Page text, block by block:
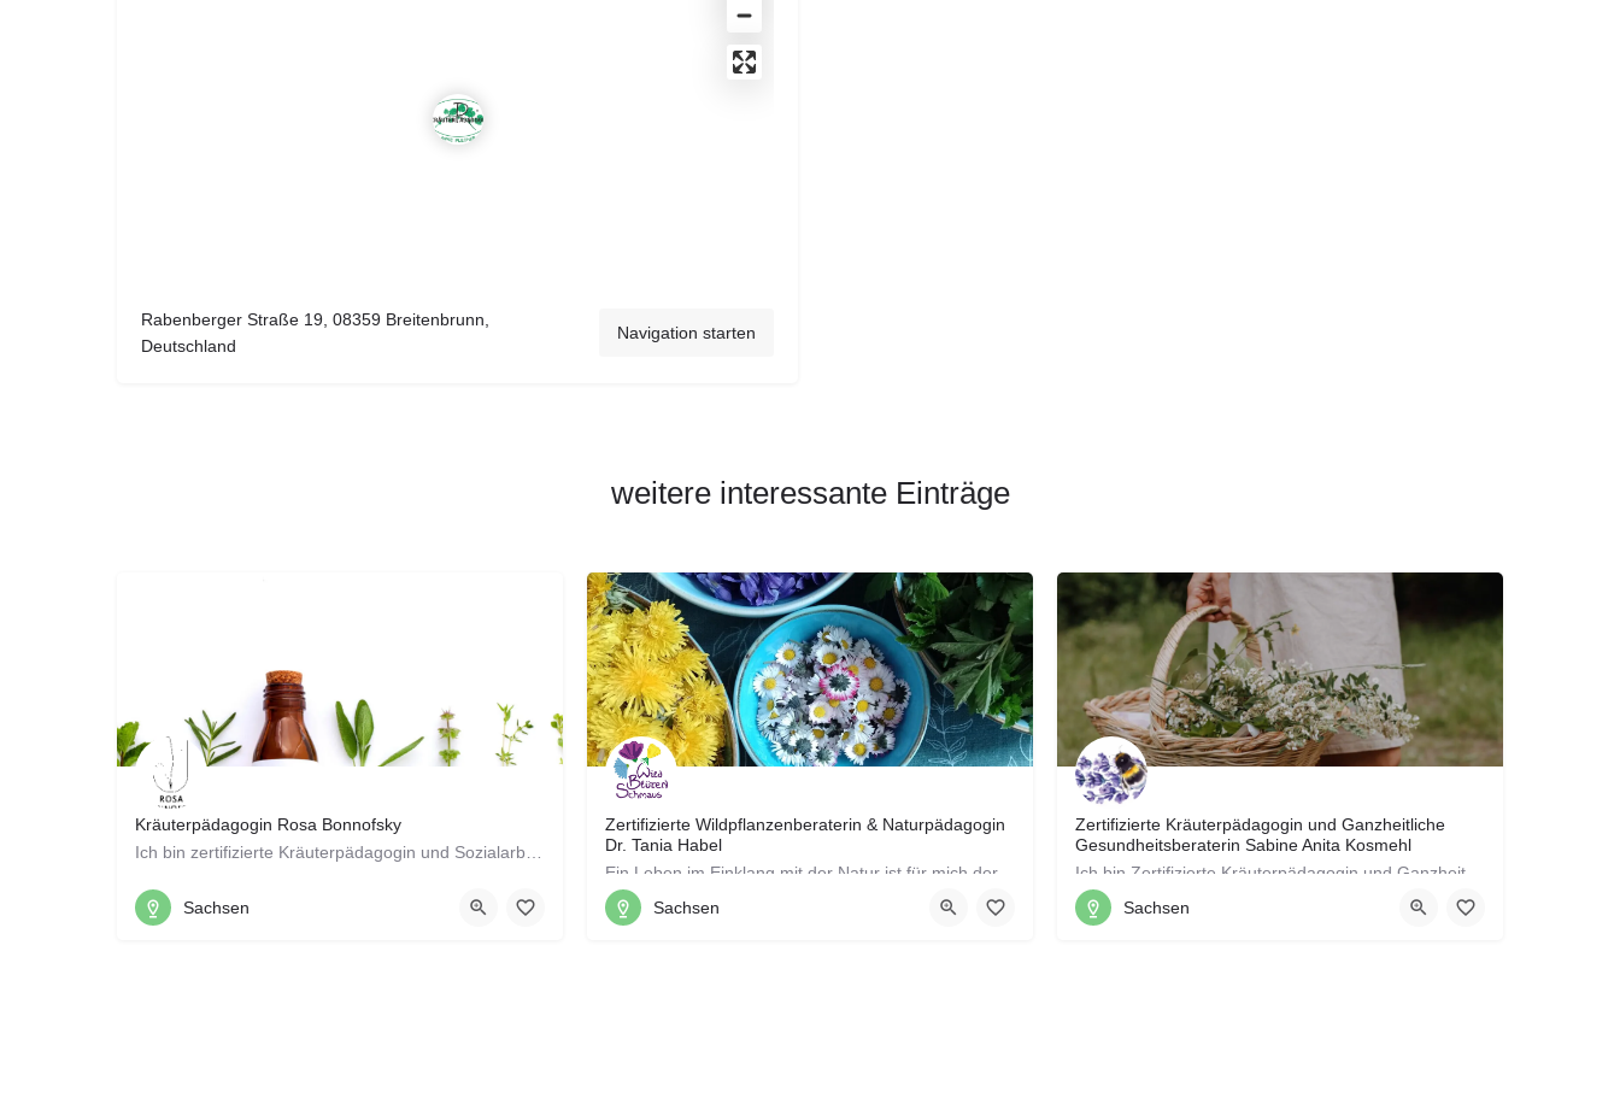
Rabenberger Straße 19, 08359 Breitenbrunn,
Deutschland
Navigation starten
weitere interessante Einträge
Kräuterpädagogin Rosa Bonnofsky
0151 41367032
Zietenstraße 40, 09130 Chemnitz
Sachsen
Zertifizierte Wildpflanzenberaterin & Naturpädagogin
Dr. Tania Habel
0155 66465199
Sachsen
Zertifizierte Kräuterpädagogin und Ganzheitliche
Gesundheitsberaterin Sabine Anita Kosmehl
01522 1554324
Sachsen